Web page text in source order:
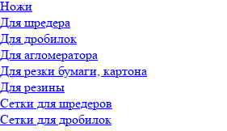
Ножи
Для шредера
Для дробилок
Для агломератора
Для резки бумаги, картона
Для резины
Сетки для шредеров
Сетки для дробилок